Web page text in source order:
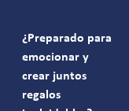
¿Preparado para
emocionar y
crear juntos
regalos